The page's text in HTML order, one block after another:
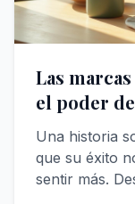
Las
el poder
Una historia
que su éxito
sentir más.